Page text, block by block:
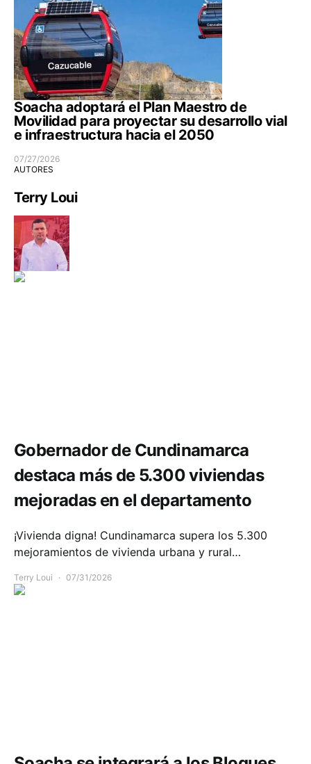
Soacha adoptará el Plan Maestro de
Movilidad para proyectar su desarrollo vial
e infraestructura hacia el 2050
07/27/2026
AUTORES
Terry Loui
Gobernador de Cundinamarca
destaca más de 5.300 viviendas
mejoradas en el departamento
¡Vivienda digna! Cundinamarca supera los 5.300
mejoramientos de vivienda urbana y rural…
Terry Loui 07/31/2026